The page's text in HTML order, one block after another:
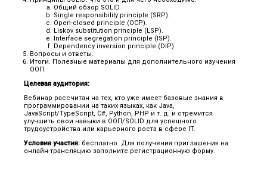
Общий обзор SOLID.
Single responsibility principle (SRP).
Open-closed principle (OCP).
Liskov substitution principle (LSP).
Interface segregation principle (ISP).
Dependency inversion principle (DIP).
Вопросы и ответы.
Итоги. Полезные материалы для дополнительного изучения
ООП.
Целевая аудитория:
Вебинар рассчитан на тех, кто уже имеет базовые знания в
программировании на таких языках, как Java,
JavaScript/TypeScript, C#, Python, PHP и т. д. и стремится
улучшить свои навыки в ООП/SOLID для успешного
трудоустройства или карьерного роста в сфере IT.
Условия участия: бесплатно. Для получения приглашения на
онлайн-трансляцию заполните регистрационную форму.